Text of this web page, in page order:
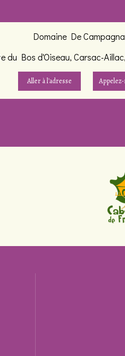
Domaine De
du Bos d'Oiseau, Carsac-
Aller à l'adresse